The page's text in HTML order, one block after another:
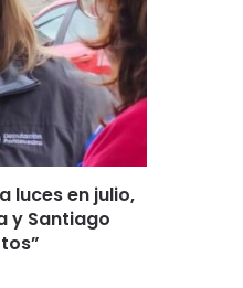
luces en julio,
y Santiago